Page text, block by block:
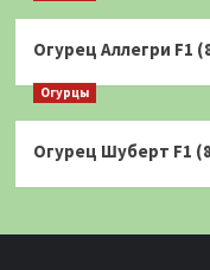
Огурец Аллегри F1
Огурцы
Огурец Шуберт F1